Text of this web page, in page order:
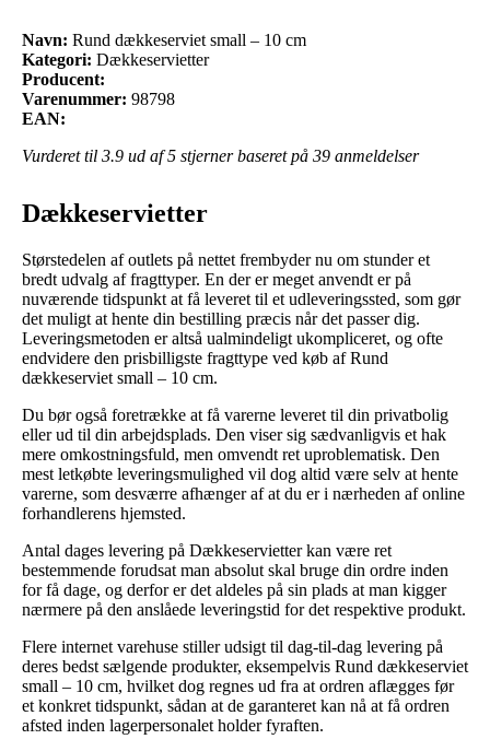
Navn: Rund dækkeserviet small – 10 cm
Kategori: Dækkeservietter
Producent:
Varenummer: 98798
EAN:
Vurderet til 3.9 ud af 5 stjerner baseret på 39 anmeldelser
Dækkeservietter
Størstedelen af outlets på nettet frembyder nu om stunder et
bredt udvalg af fragttyper. En der er meget anvendt er på
nuværende tidspunkt at få leveret til et udleveringssted, som gør
det muligt at hente din bestilling præcis når det passer dig.
Leveringsmetoden er altså ualmindeligt ukompliceret, og ofte
endvidere den prisbilligste fragttype ved køb af Rund
dækkeserviet small – 10 cm.
Du bør også foretrække at få varerne leveret til din privatbolig
eller ud til din arbejdsplads. Den viser sig sædvanligvis et hak
mere omkostningsfuld, men omvendt ret uproblematisk. Den
mest letkøbte leveringsmulighed vil dog altid være selv at hente
varerne, som desværre afhænger af at du er i nærheden af online
forhandlerens hjemsted.
Antal dages levering på Dækkeservietter kan være ret
bestemmende forudsat man absolut skal bruge din ordre inden
for få dage, og derfor er det aldeles på sin plads at man kigger
nærmere på den anslåede leveringstid for det respektive produkt.
Flere internet varehuse stiller udsigt til dag-til-dag levering på
deres bedst sælgende produkter, eksempelvis Rund dækkeserviet
small – 10 cm, hvilket dog regnes ud fra at ordren aflægges før
et konkret tidspunkt, sådan at de garanteret kan nå at få ordren
afsted inden lagerpersonalet holder fyraften.